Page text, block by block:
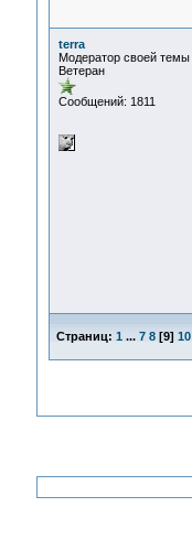
terra
Модератор своей темы
Ветеран
Сообщений: 1811
Страниц: 1 ... 7 8[9] 10